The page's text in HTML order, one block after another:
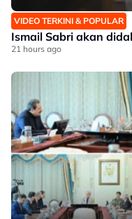
VIDEO TERKINI & POPULAR
Ismail Sabri akan
21 hours ago